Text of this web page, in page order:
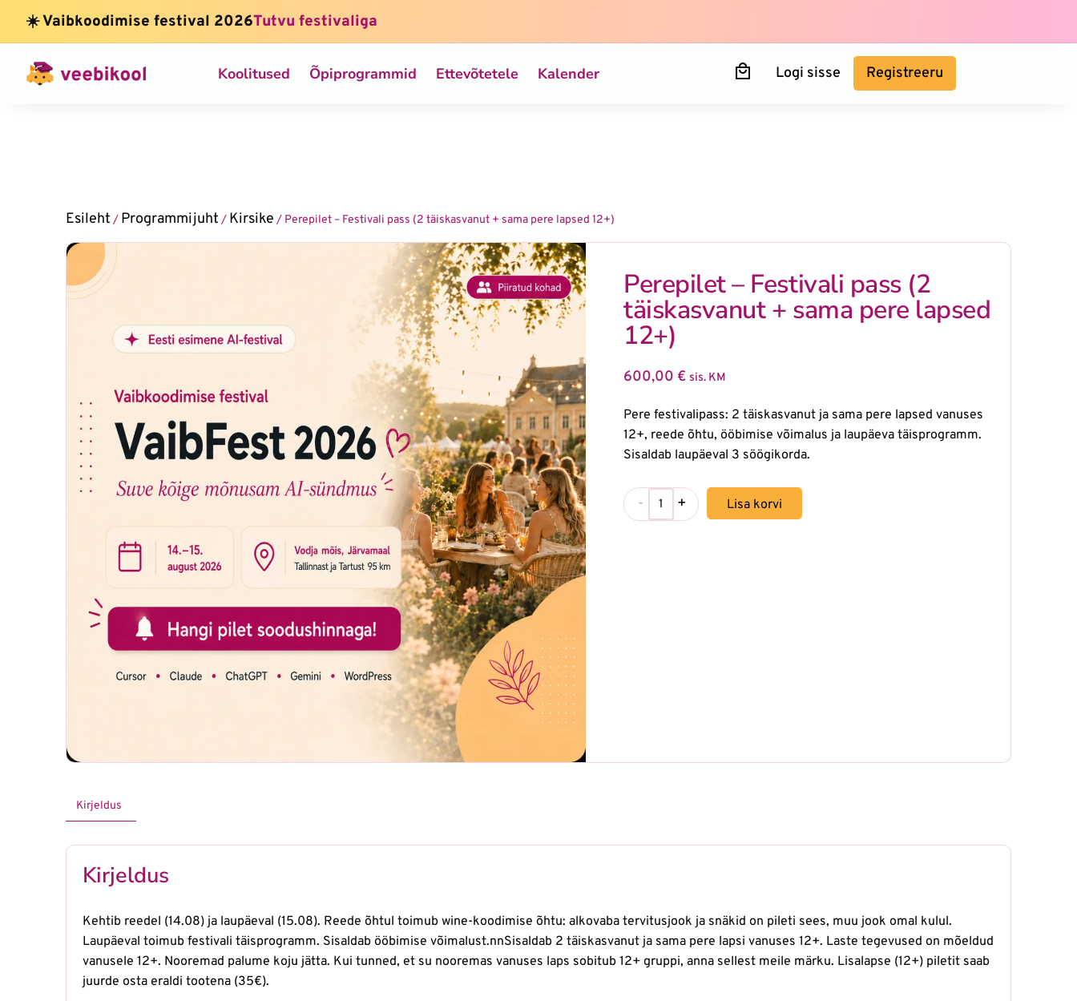
☀️ Vaibkoodimise festival 2026Tutvu festivaliga
Koolitused Õpiprogrammid Ettevõtetele Kalender Logi sisse Registreeru
Esileht / Programmijuht / Kirsike / Perepilet – Festivali pass (2 täiskasvanut + sama pere lapsed 12+)
Perepilet – Festivali pass (2
täiskasvanut + sama pere lapsed
12+)
600,00 € sis. KM
Pere festivalipass: 2 täiskasvanut ja sama pere lapsed vanuses
12+, reede õhtu, ööbimise võimalus ja laupäeva täisprogramm.
Sisaldab laupäeval 3 söögikorda.
- + Lisa korvi
Kirjeldus
Kirjeldus
Kehtib reedel (14.08) ja laupäeval (15.08). Reede õhtul toimub wine-koodimise õhtu: alkovaba tervitusjook ja snäkid on pileti sees, muu jook omal kulul.
Laupäeval toimub festivali täisprogramm. Sisaldab ööbimise võimalust.nnSisaldab 2 täiskasvanut ja sama pere lapsi vanuses 12+. Laste tegevused on mõeldud
vanusele 12+. Nooremad palume koju jätta. Kui tunned, et su nooremas vanuses laps sobitub 12+ gruppi, anna sellest meile märku. Lisalapse (12+) piletit saab
juurde osta eraldi tootena (35€).